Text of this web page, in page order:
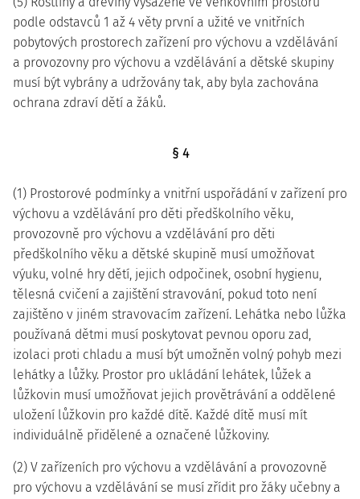
podle odstavců 1 až 4 věty první a užité ve vnitřních
pobytových prostorech zařízení pro výchovu a vzdělávání
a provozovny pro výchovu a vzdělávání a dětské skupiny
musí být vybrány a udržovány tak, aby byla zachována
ochrana zdraví dětí a žáků.
§ 4
(1) Prostorové podmínky a vnitřní uspořádání v zařízení pro
výchovu a vzdělávání pro děti předškolního věku,
provozovně pro výchovu a vzdělávání pro děti
předškolního věku a dětské skupině musí umožňovat
výuku, volné hry dětí, jejich odpočinek, osobní hygienu,
tělesná cvičení a zajištění stravování, pokud toto není
zajištěno v jiném stravovacím zařízení. Lehátka nebo lůžka
používaná dětmi musí poskytovat pevnou oporu zad,
izolaci proti chladu a musí být umožněn volný pohyb mezi
lehátky a lůžky. Prostor pro ukládání lehátek, lůžek a
lůžkovin musí umožňovat jejich provětrávání a oddělené
uložení lůžkovin pro každé dítě. Každé dítě musí mít
individuálně přidělené a označené lůžkoviny.
(2) V zařízeních pro výchovu a vzdělávání a provozovně
pro výchovu a vzdělávání se musí zřídit pro žáky učebny a